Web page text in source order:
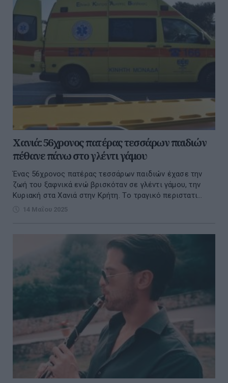
Χανιά: 56χρονος πατέρας τεσσάρων παιδιών
πέθανε πάνω στο γλέντι γάμου
Ένας 56χρονος πατέρας τεσσάρων παιδιών έχασε την
ζωή του ξαφνικά ενώ βρισκόταν σε γλέντι γάμου, την
Κυριακή στα Χανιά στην Κρήτη. Τo τραγικό περιστατι...
14 Μαΐου 2025